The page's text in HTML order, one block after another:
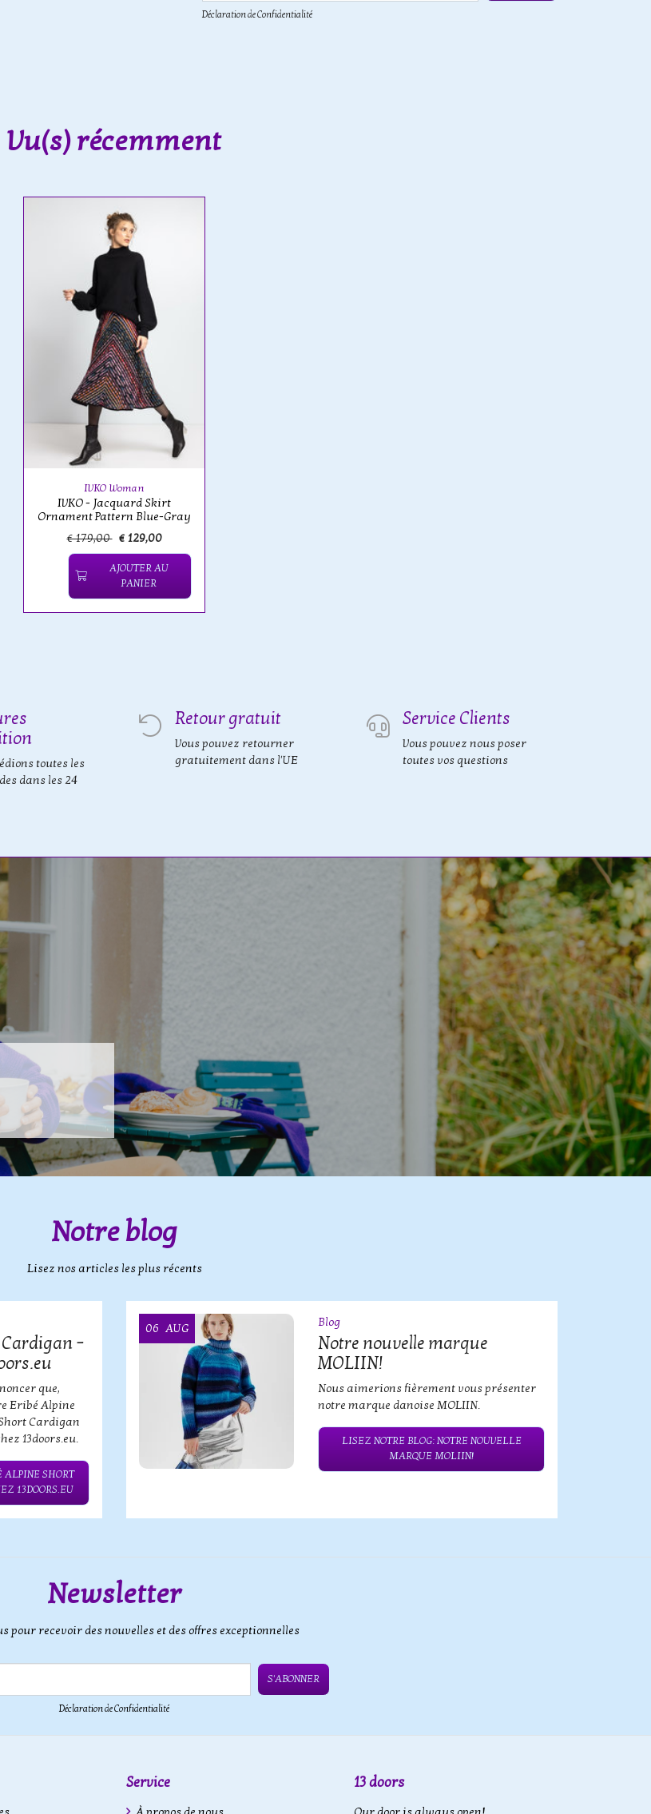
Déclaration de Confidentialité
Vu(s) récemment
IVKO Woman
IVKO - Jacquard Skirt
Ornament Pattern Blue-Gray
€ 179,00 € 129,00
AJOUTER AU
PANIER
toutes les
dans les 24
Retour gratuit
Vous pouvez retourner
gratuitement dans l'UE
Service Clients
Vous pouvez nous poser
toutes vos questions
Notre blog
Lisez nos articles les plus récents
–
que,
Eribé Alpine
Cardigan
13doors.eu.
ALPINE SHORT
13DOORS.EU
06 AUG Blog
Notre nouvelle marque
MOLIIN!
Nous aimerions fièrement vous présenter
notre marque danoise MOLIIN.
LISEZ NOTRE BLOG: NOTRE NOUVELLE
MARQUE MOLIIN!
Newsletter
pour recevoir des nouvelles et des offres exceptionnelles
S'ABONNER
Déclaration de Confidentialité
Service 13 doors